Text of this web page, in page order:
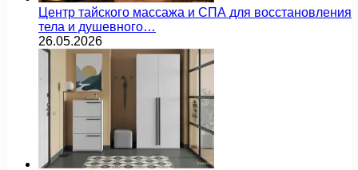
Центр тайского массажа и СПА для восстановления
тела и душевного…
26.05.2026